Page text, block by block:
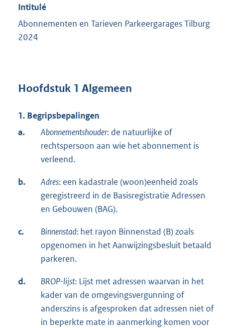
Intitulé
Abonnementen en Tarieven Parkeergarages Tilburg
2024
Hoofdstuk 1 Algemeen
1. Begripsbepalingen
a.
Abonnementshouder: de natuurlijke of
rechtspersoon aan wie het abonnement is
verleend.
b. Adres: een kadastrale (woon)eenheid zoals
geregistreerd in de Basisregistratie Adressen
en Gebouwen (BAG).
c. Binnenstad: het rayon Binnenstad (B) zoals
opgenomen in het Aanwijzingsbesluit betaald
parkeren.
d. BROP-lijst: Lijst met adressen waarvan in het
kader van de omgevingsvergunning of
anderszins is afgesproken dat adressen niet of
in beperkte mate in aanmerking komen voor